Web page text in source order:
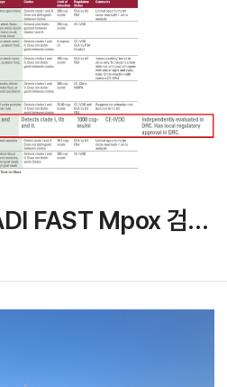
KH 메디칼 RADI FAST Mpox 검출 키트 Africa CDC List of Recommended Real-Time(RT) PCR Tests for Mpox 등재